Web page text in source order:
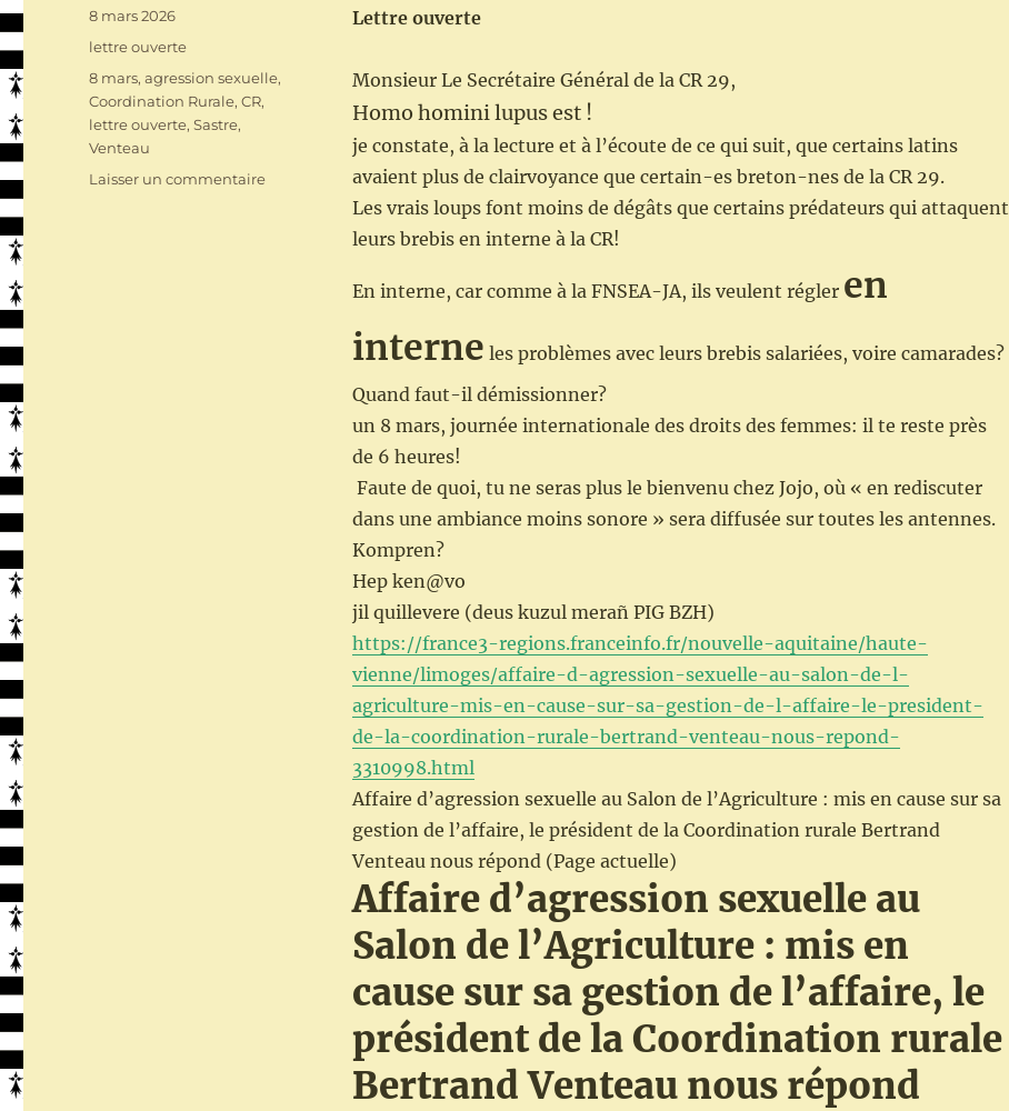
Lettre ouverte
Monsieur Le Secrétaire Général de la CR 29,
Homo homini lupus est !
je constate, à la lecture et à l’écoute de ce qui suit, que certains latins
avaient plus de clairvoyance que certain-es breton-nes de la CR 29.
Les vrais loups font moins de dégâts que certains prédateurs qui attaquent
leurs brebis en interne à la CR!
En interne, car comme à la FNSEA-JA, ils veulent régler en
interne les problèmes avec leurs brebis salariées, voire camarades?
Quand faut-il démissionner?
un 8 mars, journée internationale des droits des femmes: il te reste près
de 6 heures!
Faute de quoi, tu ne seras plus le bienvenu chez Jojo, où « en rediscuter
dans une ambiance moins sonore » sera diffusée sur toutes les antennes.
Kompren?
Hep ken@vo
jil quillevere (deus kuzul merañ PIG BZH)
https://france3-regions.franceinfo.fr/nouvelle-aquitaine/haute-
vienne/limoges/affaire-d-agression-sexuelle-au-salon-de-l-
agriculture-mis-en-cause-sur-sa-gestion-de-l-affaire-le-president-
de-la-coordination-rurale-bertrand-venteau-nous-repond-
3310998.html
Affaire d’agression sexuelle au Salon de l’Agriculture : mis en cause sur sa
gestion de l’affaire, le président de la Coordination rurale Bertrand
Venteau nous répond (Page actuelle)
Affaire d’agression sexuelle au
Salon de l’Agriculture : mis en
cause sur sa gestion de l’affaire, le
président de la Coordination rurale
Bertrand Venteau nous répond
Publié
le
8 mars 2026
Catégories
lettre ouverte
Étiquettes
8 mars,agression sexuelle,
Coordination Rurale,CR,
lettre ouverte,Sastre,
Venteau
Laisser un commentairesur